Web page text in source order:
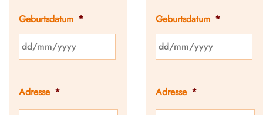
Geburtsdatum *
Adresse *
Geburtsdatum *
Adresse *